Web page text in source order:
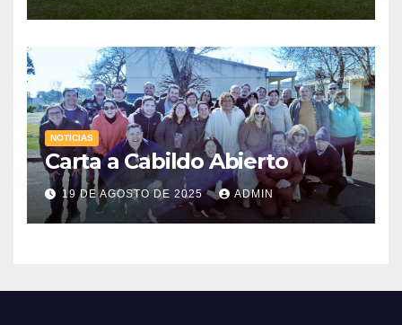
NOTICIAS
Carta a Cabildo Abierto
19 DE AGOSTO DE 2025 ADMIN